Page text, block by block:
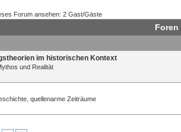
Forum ansehen: 2 Gast/Gäste
im historischen Kontext
und Realität
quellenarme Zeiträume